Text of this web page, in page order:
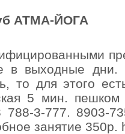
АТМА-ЙОГА
в выходные дни.
то для этого
5 мин. пешком
788-3-777. 8903-
занятие 350р.